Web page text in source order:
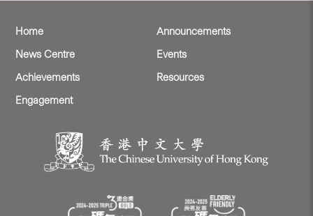
Home
Announcements
News Centre
Events
Achievements
Resources
Engagement